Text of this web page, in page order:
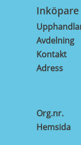
Inköpare
Avdelning
Kontakt
Adress
Org.nr.
Hemsida